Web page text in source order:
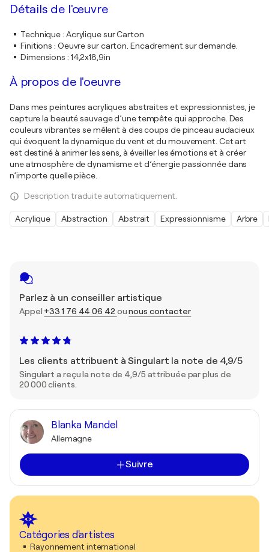
Parlez à un conseiller artistique
Appel +33 1 76 44 06 42 ounous contacter
Les clients attribuent à Singulart la note de 4,9/5
Singulart a reçu la note de 4,9/5 attribuée par plus de
20 000 clients.
Blanka Mandel
Allemagne
Suivre
Catégories d'artistes
Rayonnement international
Détails de l'œuvre
Technique: Acrylique sur Carton
Finitions : Oeuvre sur carton. Encadrement sur demande.
Dimensions : 14,2x18,9in
À propos de l'oeuvre
Dans mes peintures acryliques abstraites et expressionnistes, je
capture la beauté sauvage d’une tempête qui approche. Des
couleurs vibrantes se mêlent à des coups de pinceau audacieux
qui évoquent la dynamique du vent et du mouvement. Cet art
est destiné à animer les sens, à éveiller les émotions et à créer
une atmosphère de dynamisme et d’énergie passionnée dans
n’importe quelle pièce.
Description traduite automatiquement.
Acrylique Abstraction Abstrait Expressionnisme Arbre